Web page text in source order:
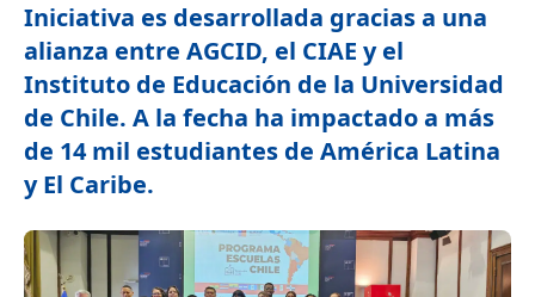
Iniciativa es desarrollada gracias a una
alianza entre AGCID, el CIAE y el
Instituto de Educación de la Universidad
de Chile. A la fecha ha impactado a más
de 14 mil estudiantes de América Latina
y El Caribe.